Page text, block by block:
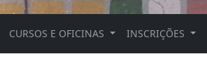
CURSOS E OFICINAS INSCRIÇÕES